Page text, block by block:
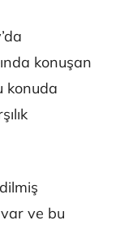
konuşan
konuda
ve bu